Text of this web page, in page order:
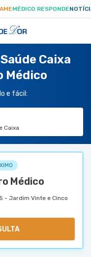
MÉDICO RESPONDE
Caixa
Médico
e fácil:
Caixa
Médico
- Jardim Vinte e Cinco